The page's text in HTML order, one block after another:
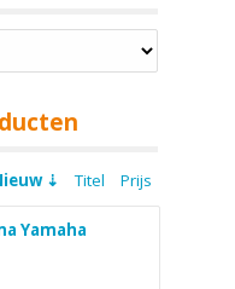
Titel Prijs
Yamaha